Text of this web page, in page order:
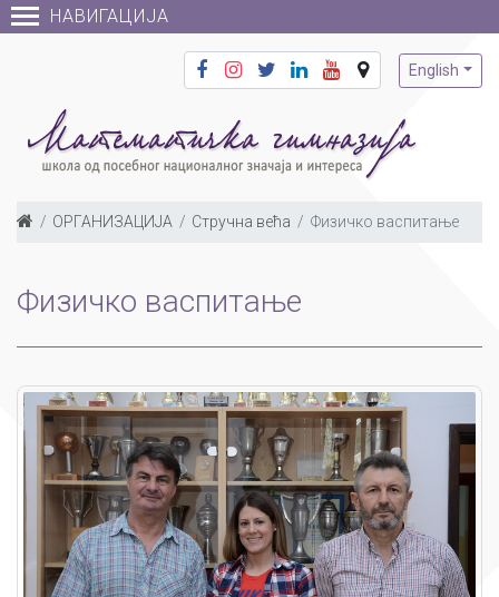
НАВИГАЦИЈА
English
ОРГАНИЗАЦИЈА Стручна већа Физичко васпитање
Физичко васпитање